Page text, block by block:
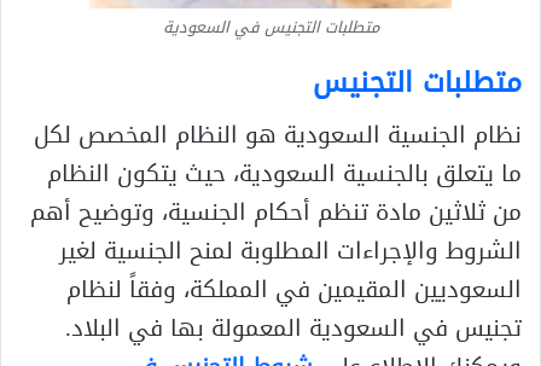
متطلبات التجنيس في السعودية
متطلبات التجنيس
نظام الجنسية السعودية هو النظام المخصص لكل
ما يتعلق بالجنسية السعودية، حيث يتكون النظام
من ثلاثين مادة تنظم أحكام الجنسية، وتوضيح أهم
الشروط والإجراءات المطلوبة لمنح الجنسية لغير
السعوديين المقيمين في المملكة، وفقاً لنظام
تجنيس في السعودية المعمولة بها في البلاد.